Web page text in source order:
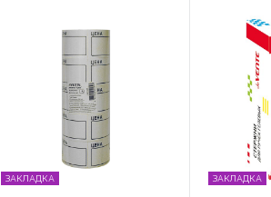
ЗАКЛАДКА ЗАКЛАДКА